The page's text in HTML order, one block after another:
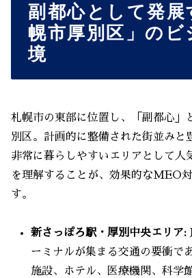
副都心として発展
幌市厚別区」のビ
境
札幌市の東部に位置し、「副都心」
別区。計画的に整備された街並みと
非常に暮らしやすいエリアとして人
を理解することが、効果的なMEO
す。
新さっぽろ駅・厚別中央エリア:
ーミナルが集まる交通の要衝で
施設、ホテル、医療機関、科学